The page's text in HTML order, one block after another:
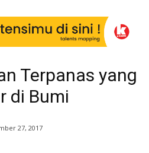
Terpanas yang
di Bumi
27, 2017